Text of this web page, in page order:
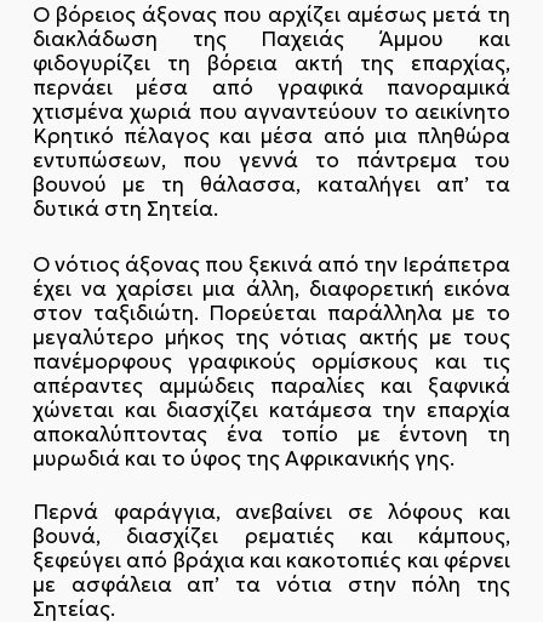
Ο βόρειος άξονας που αρχίζει αμέσως μετά τη
διακλάδωση της Παχειάς Άμμου και
φιδογυρίζει τη βόρεια ακτή της επαρχίας,
περνάει μέσα από γραφικά πανοραμικά
χτισμένα χωριά που αγναντεύουν το αεικίνητο
Κρητικό πέλαγος και μέσα από μια πληθώρα
εντυπώσεων, που γεννά το πάντρεμα του
βουνού με τη θάλασσα, καταλήγει απ’ τα
δυτικά στη Σητεία.
Ο νότιος άξονας που ξεκινά από την Ιεράπετρα
έχει να χαρίσει μια άλλη, διαφορετική εικόνα
στον ταξιδιώτη. Πορεύεται παράλληλα με το
μεγαλύτερο μήκος της νότιας ακτής με τους
πανέμορφους γραφικούς ορμίσκους και τις
απέραντες αμμώδεις παραλίες και ξαφνικά
χώνεται και διασχίζει κατάμεσα την επαρχία
αποκαλύπτοντας ένα τοπίο με έντονη τη
μυρωδιά και το ύφος της Αφρικανικής γης.
Περνά φαράγγια, ανεβαίνει σε λόφους και
βουνά, διασχίζει ρεματιές και κάμπους,
ξεφεύγει από βράχια και κακοτοπιές και φέρνει
με ασφάλεια απ’ τα νότια στην πόλη της
Σητείας.